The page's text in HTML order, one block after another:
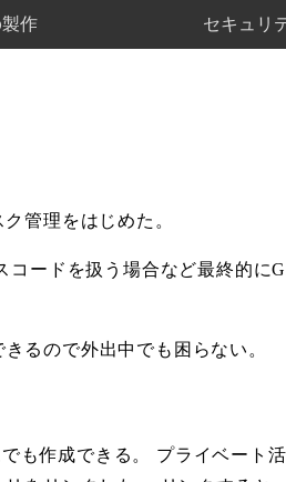
作 セキュリ
管理をはじめた。
ードを扱う場合など最終的
るので外出中でも困らない。
も作成できる。 プライベート